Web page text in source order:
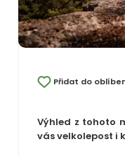
Přidat do
Výhled z tohoto
vás velkolepost i